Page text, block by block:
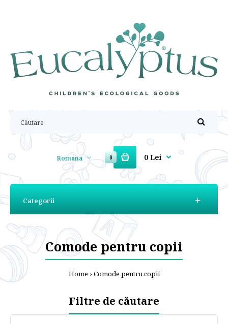
Romana 0 0 Lei
Categorii
Comode pentru copii
Home Comode pentru copii
Filtre de căutare